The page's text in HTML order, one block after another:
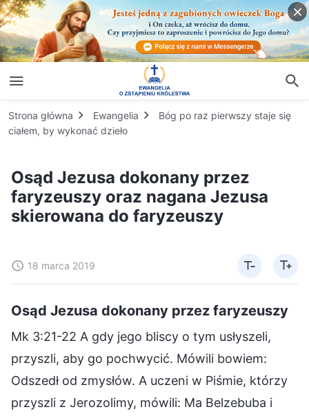
Strona główna Ewangelia
Bóg po raz pierwszy staje się
ciałem, by wykonać dzieło
Osąd Jezusa dokonany przez
faryzeuszy oraz nagana Jezusa
skierowana do faryzeuszy
18 marca 2019
Osąd Jezusa dokonany przez faryzeuszy
Mk 3:21-22 A gdy jego bliscy o tym usłyszeli,
przyszli, aby go pochwycić. Mówili bowiem:
Odszedł od zmysłów. A uczeni w Piśmie, którzy
przyszli z Jerozolimy, mówili: Ma Belzebuba i